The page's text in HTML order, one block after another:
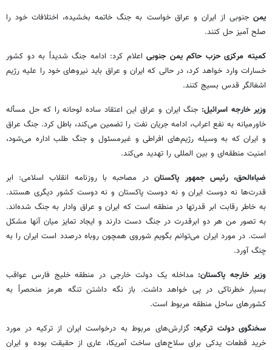
یمن جنوبی از ایران و عراق خواست به جنگ خاتمه بخشیده، اختلافات خود را
صلح آمیز حل کنند.
کمیته مرکزی حزب حاکم یمن جنوبیاعلام کرد: ادامه جنگ شدیداً به دو کشور
خسارات وارد خواهد کرد، در حالی که ایران و عراق باید نیروهای خود را علیه رژیم
اشغالگر قدس بسیج کنند.
وزیر خارجه اسرائیل: جنگ ایران و عراق این اعتقاد ساده لوحانه را که حل مسأله
خاورمیانه به نفع اعراب، ادامه جریان نفت را تضمین می‌کند، باطل کرد. جنگ عراق
و ایران که به وسیله رژیم‌های افراطی و غیرمسئول و جنگ طلب اداره می‌شود،
امنیت منطقه‌ای و بین المللی را تهدید می‌کند.
ضیاءالحق، رئیس جمهور پاکستاندر مصاحبه با روزنامه انقلاب اسلامی: ابر
قدرت‌ها نه دوست ایران و نه دوست پاکستان و نه دوست کشور دیگری هستند.
به خاطر رقابت ابر قدرتها در منطقه است که ایران و عراق وادار به جنگ شده‌اند.
به تصور من هر دو ابرقدرت در جنگ دست دارند و ایجاد تمایز میان آنها مشکل
است. در مورد ایران می‌توانم بگویم شوروی همچون روباه درصدد است ایران را به
چنگ آورد.
وزیر خارجه پاکستان: مداخله یک دولت خارجی در منطقه خلیج فارس عواقب
بسیار خطرناکی در پی خواهد داشت. باز نگه داشتن تنگه هرمز منحصراً به
کشورهای ساحل منطقه مربوط است.
سخنگوی دولت ترکیه: گزارش‌های مربوط به درخواست ایران از ترکیه در مورد
خرید قطعات یدکی برای سلاح‌های ساخت آمریکا، عاری از حقیقت بوده و ایران